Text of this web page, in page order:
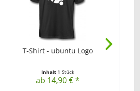
T-Shirt - ubuntu Logo
Inhalt 1 Stück
ab 14,90 € *